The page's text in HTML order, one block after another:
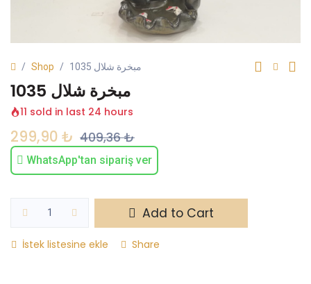
Shop مبخرة شلال 1035
مبخرة شلال 1035
11 sold in last 24 hours
299,90 ₺ 409,36₺
WhatsApp'tan sipariş ver
Add to Cart
İstek listesine ekle Share